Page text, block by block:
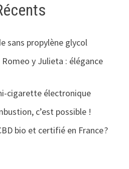
sans propylène glycol
Romeo y Julieta : élégance
cigarette électronique
c’est possible !
bio et certifié en France ?